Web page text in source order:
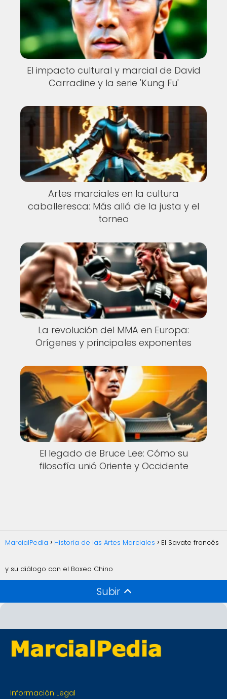
El impacto cultural y marcial de David
Carradine y la serie 'Kung Fu'
Artes marciales en la cultura
caballeresca: Más allá de la justa y el
torneo
La revolución del MMA en Europa:
Orígenes y principales exponentes
El legado de Bruce Lee: Cómo su
filosofía unió Oriente y Occidente
MarcialPedia Historia de las Artes Marciales El Savate francés
y su diálogo con el Boxeo Chino
Subir
Información Legal